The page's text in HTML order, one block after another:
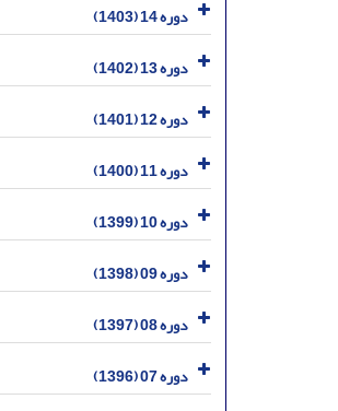
دوره 14 (1403)
دوره 13 (1402)
دوره 12 (1401)
دوره 11 (1400)
دوره 10 (1399)
دوره 09 (1398)
دوره 08 (1397)
دوره 07 (1396)